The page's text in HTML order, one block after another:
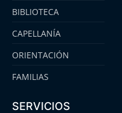
BIBLIOTECA
CAPELLANÍA
ORIENTACIÓN
FAMILIAS
SERVICIOS